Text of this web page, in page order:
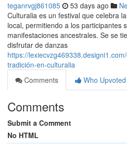
teganrvgj861085 53 days ago
Culturalia es un festival que celebra
local, permitiendo a los participantes
manifestaciones ancestrales. Se se
disfrutar de danzas
https://
tradición-en-culturalia
Comments
Who Upvoted
Comments
Submit a Comment
No HTML